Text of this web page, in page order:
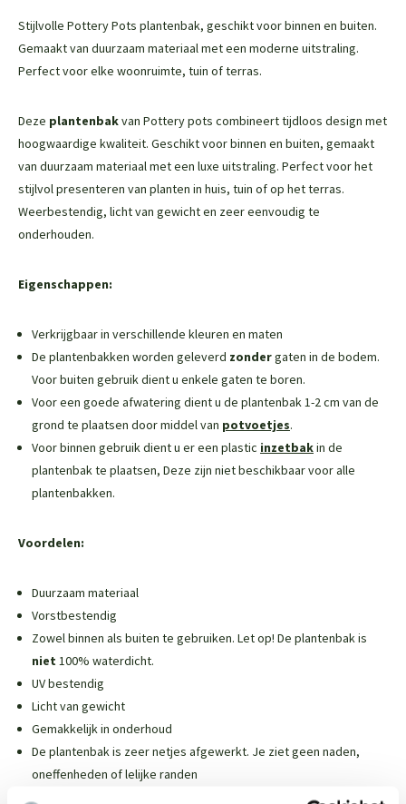
Stijlvolle Pottery Pots plantenbak, geschikt voor binnen en buiten.
Gemaakt van duurzaam materiaal met een moderne uitstraling.
Perfect voor elke woonruimte, tuin of terras.
Deze plantenbakvan Pottery pots combineert tijdloos design met
hoogwaardige kwaliteit. Geschikt voor binnen en buiten, gemaakt
van duurzaam materiaal met een luxe uitstraling. Perfect voor het
stijlvol presenteren van planten in huis, tuin of op het terras.
Weerbestendig, licht van gewicht en zeer eenvoudig te
onderhouden.
Eigenschappen:
Verkrijgbaar in verschillende kleuren en maten
De plantenbakken worden geleverd zondergaten in de bodem.
Voor buiten gebruik dient u enkele gaten te boren.
Voor een goede afwatering dient u de plantenbak 1-2 cm van de
grond te plaatsen door middel van potvoetjes.
Voor binnen gebruik dient u er een plastic inzetbakin de
plantenbak te plaatsen, Deze zijn niet beschikbaar voor alle
plantenbakken.
Voordelen:
Duurzaam materiaal
Vorstbestendig
Zowel binnen als buiten te gebruiken. Let op! De plantenbak is
niet 100% waterdicht.
UV bestendig
Licht van gewicht
Gemakkelijk in onderhoud
De plantenbak is zeer netjes afgewerkt. Je ziet geen naden,
oneffenheden of lelijke randen